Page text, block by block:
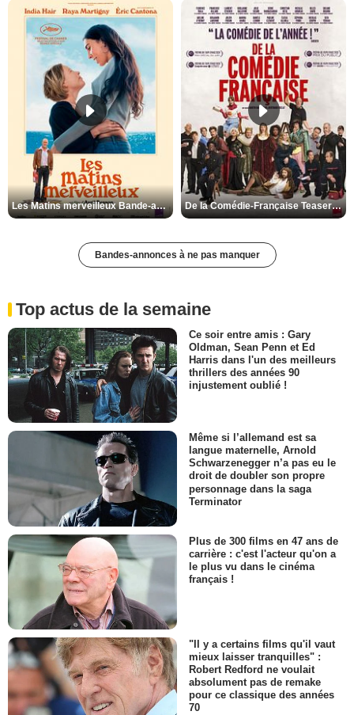
Les Matins merveilleux Bande-annonce VF De la Comédie-Française Teaser VF
Bandes-annonces à ne pas manquer
Top actus de la semaine
Ce soir entre amis : Gary
Oldman, Sean Penn et Ed
Harris dans l'un des meilleurs
thrillers des années 90
injustement oublié !
Même si l’allemand est sa
langue maternelle, Arnold
Schwarzenegger n’a pas eu le
droit de doubler son propre
personnage dans la saga
Terminator
Plus de 300 films en 47 ans de
carrière : c'est l'acteur qu'on a
le plus vu dans le cinéma
français !
"Il y a certains films qu'il vaut
mieux laisser tranquilles" :
Robert Redford ne voulait
absolument pas de remake
pour ce classique des années
70